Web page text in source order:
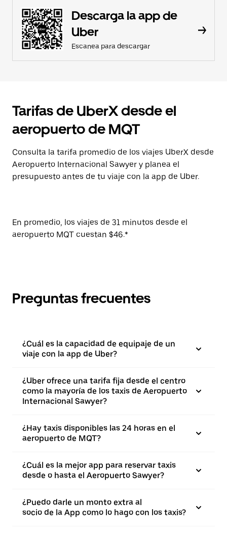
Descarga la app de
Uber
Escanea para descargar
Tarifas de UberX desde el
aeropuerto de MQT
Consulta la tarifa promedio de los viajes UberX desde
Aeropuerto Internacional Sawyer y planea el
presupuesto antes de tu viaje con la app de Uber.
En promedio, los viajes de 31 minutos desde el
aeropuerto MQT cuestan $46.*
Preguntas frecuentes
¿Cuál es la capacidad de equipaje de un
viaje con la app de Uber?
¿Uber ofrece una tarifa fija desde el centro
como la mayoría de los taxis de Aeropuerto
Internacional Sawyer?
¿Hay taxis disponibles las 24 horas en el
aeropuerto de MQT?
¿Cuál es la mejor app para reservar taxis
desde o hasta el Aeropuerto Sawyer?
¿Puedo darle un monto extra al
socio de la App como lo hago con los taxis?